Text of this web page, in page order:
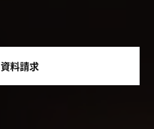
資料請求